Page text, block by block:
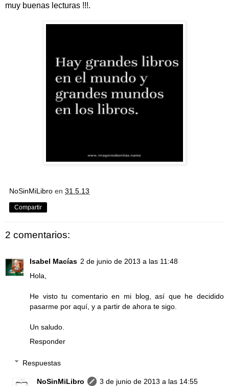
muy buenas lecturas !!!.
NoSinMiLibro en 31.5.13
Compartir
2 comentarios:
Isabel Macías 2 de junio de 2013 a las 11:48
Hola,
He visto tu comentario en mi blog, así que he decidido
pasarme por aquí, y a partir de ahora te sigo.
Un saludo.
Responder
Respuestas
NoSinMiLibro
3 de junio de 2013 a las 14:55